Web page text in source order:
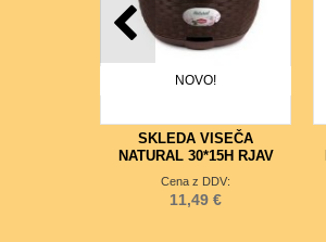
NOVO!
SKLEDA VISEČA
NATURAL 30*15H RJAV
Cena z DDV:
11,49 €